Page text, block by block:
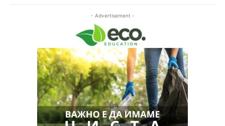
- Advertisement -